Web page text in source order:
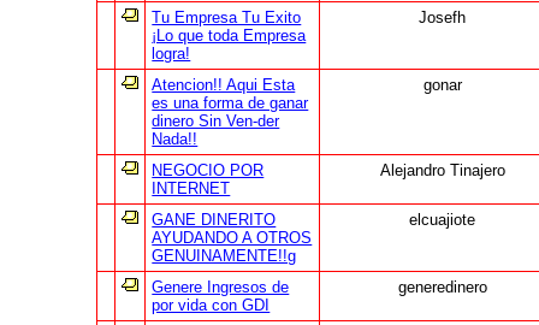
Tu Empresa Tu Exito
¡Lo que toda Empresa
logra!
Josefh
Atencion!! Aqui Esta
es una forma de ganar
dinero Sin Ven-der
Nada!!
gonar
NEGOCIO POR
INTERNET
Alejandro Tinajero
GANE DINERITO
AYUDANDO A OTROS
GENUINAMENTE!!g
elcuajiote
Genere Ingresos de
por vida con GDI
generedinero